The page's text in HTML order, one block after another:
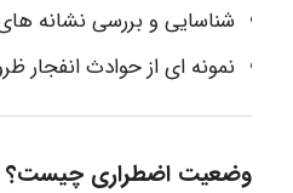
شناسایی و بررسی نشانه
نمونه ای از حوادث انفجار
وضعیت اضطراری چیست؟